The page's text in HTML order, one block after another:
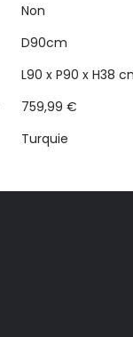
Non
D90cm
L90 x P90 x H38
759,99 €
Turquie